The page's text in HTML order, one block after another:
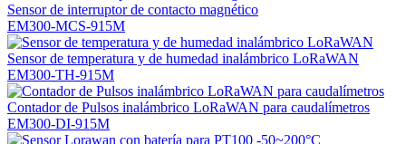
Sensor de interruptor de contacto magnético
EM300-MCS-915M
Sensor de temperatura y de humedad inalámbrico LoRaWAN
EM300-TH-915M
Contador de Pulsos inalámbrico LoRaWAN para caudalímetros
EM300-DI-915M